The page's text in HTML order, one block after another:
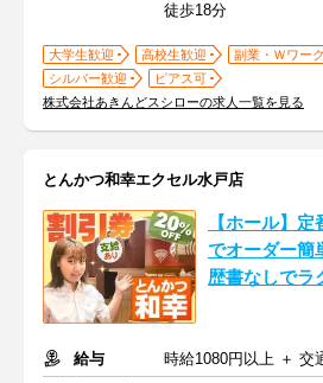
徒歩18分
大学生歓迎 高校生歓迎
副業・Ｗワー
シルバー歓迎
ピアス可
株式会社あきんどスシローの求人一覧を見る
とんかつ和幸エクセル水戸店
【ホール】
でオーダー
歴書なしでラ
給与
時給1080円以上 ＋ 交